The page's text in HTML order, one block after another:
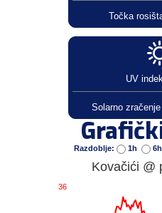
Točka
UV
Solarno zračenje
Razdoblje: 1h 6h
Kovačići @
36